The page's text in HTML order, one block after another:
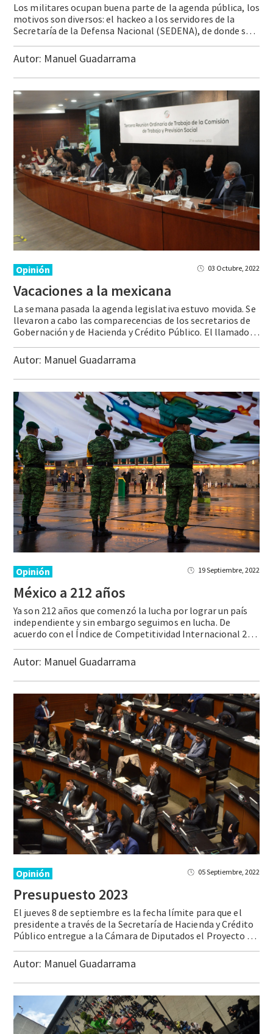
Los militares ocupan buena parte de la agenda pública, los
motivos son diversos: el hackeo a los servidores de la
Secretaría de la Defensa Nacional (SEDENA), de donde se sustrajeron 6 Terabytes (TB) de contenido, equivalente a varios cientos de miles de archivos; la negativa del Secretario a comparecer ante los legisladores; las labores de … Continue reading Verde militar, verde dinero
Autor: Manuel Guadarrama
Opinión 03 Octubre, 2022
Vacaciones a la mexicana
La semana pasada la agenda legislativa estuvo movida. Se
llevaron a cabo las comparecencias de los secretarios de
Gobernación y de Hacienda y Crédito Público. El llamado a rendir cuentas de los altos funcionarios pasó desapercibido y los reflectores estuvieron en la Comisión de Trabajo del Senado de la República. La razón: se discutió y … Continue reading Vacaciones a la mexicana
Autor: Manuel Guadarrama
Opinión 19 Septiembre, 2022
México a 212 años
Ya son 212 años que comenzó la lucha por lograr un país
independiente y sin embargo seguimos en lucha. De
acuerdo con el Índice de Competitividad Internacional 2022 del IMCO, México tiene es poco competitivo, situándose en la posición 37 de 43 países. Sus principales debilidades: falta de seguridad y bajo crecimiento económico. Aquí no … Continue reading México a 212 años
Autor: Manuel Guadarrama
Opinión 05 Septiembre, 2022
Presupuesto 2023
El jueves 8 de septiembre es la fecha límite para que el
presidente a través de la Secretaría de Hacienda y Crédito
Público entregue a la Cámara de Diputados el Proyecto de Presupuesto de Egresos de la Federación para el siguiente año ¿Qué esperar en esta ocasión y cuál sería el presupuesto ideal? Para el … Continue reading Presupuesto 2023
Autor: Manuel Guadarrama